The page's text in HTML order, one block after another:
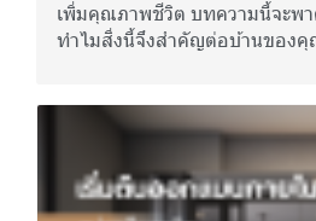
เพิ่มคุณภาพชีวิต บทความนี้จะพ
ทำไมสิ่งนี้จึงสำคัญต่อบ้านของ